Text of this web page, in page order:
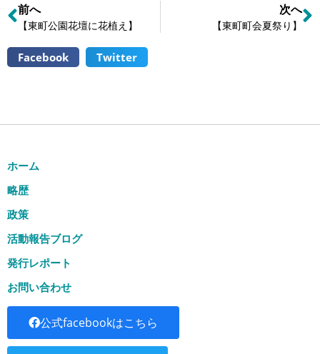
前へ
【東町公園花壇に花植え】
次へ
【東町町会夏祭り】
Facebook Twitter
ホーム
略歴
政策
活動報告ブログ
発行レポート
お問い合わせ
公式facebookはこちら